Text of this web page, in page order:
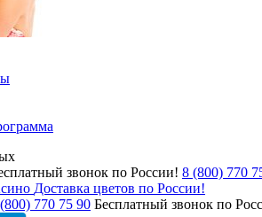
звонок по России! 8 (800) 770
Доставка цветов по России!
770 75 90 Бесплатный звонок по